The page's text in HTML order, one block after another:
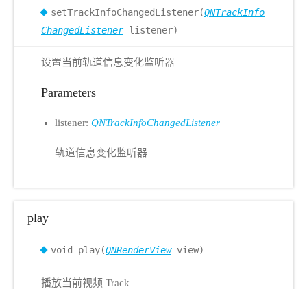
setTrackInfoChangedListener(QNTrackInfo
ChangedListenerlistener)
设置当前轨道信息变化监听器
Parameters
listener: QNTrackInfoChangedListener
轨道信息变化监听器
play
void play(QNRenderViewview)
播放当前视频 Track